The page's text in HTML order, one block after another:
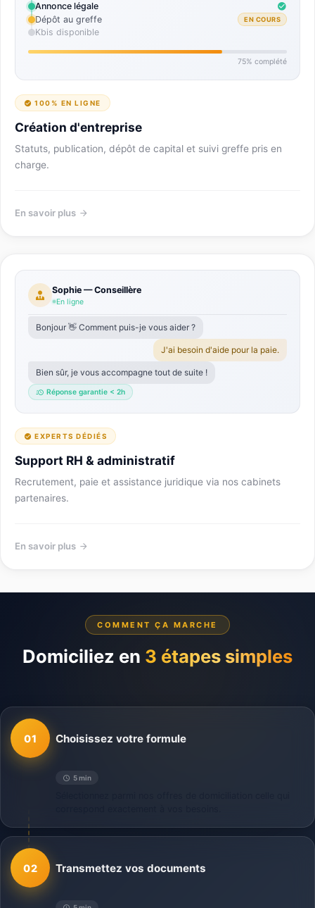
Annonce légale
Dépôt au greffe
EN COURS
Kbis disponible
75% complété
100% EN LIGNE
Création d'entreprise
Statuts, publication, dépôt de capital et suivi greffe pris en
charge.
En savoir plus
Sophie — Conseillère
En ligne
Bonjour 👋 Comment puis-je vous aider ?
J'ai besoin d'aide pour la paie.
Bien sûr, je vous accompagne tout de suite !
Réponse garantie < 2h
EXPERTS DÉDIÉS
Support RH & administratif
Recrutement, paie et assistance juridique via nos cabinets
partenaires.
En savoir plus
COMMENT ÇA MARCHE
Domiciliez en 3 étapes simples
01
5 min
Choisissez votre formule
02 Transmettez vos documents